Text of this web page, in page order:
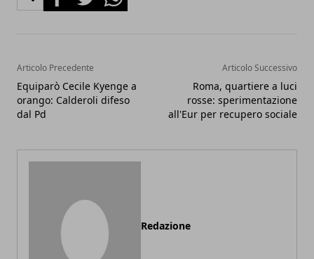
Articolo Precedente
Equiparò Cecile Kyenge a
orango: Calderoli difeso
dal Pd
Articolo Successivo
Roma, quartiere a luci
rosse: sperimentazione
all'Eur per recupero sociale
Redazione